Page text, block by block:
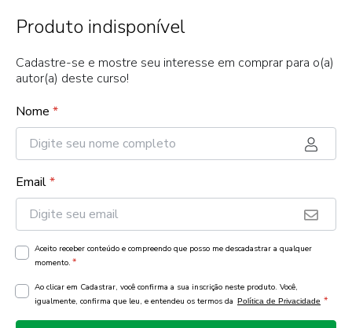
Produto indisponível
Cadastre-se e mostre seu interesse em comprar para o(a)
autor(a) deste curso!
Nome *
Email*
Aceito receber conteúdo e compreendo que posso me descadastrar a qualquer
momento. *
Ao clicar em Cadastrar, você confirma a sua inscrição neste produto. Você,
igualmente, confirma que leu, e entendeu os termos da Política de Privacidade *